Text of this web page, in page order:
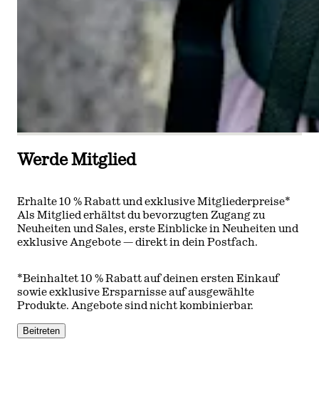
Werde Mitglied
Erhalte 10 % Rabatt und exklusive Mitgliederpreise*
Als Mitglied erhältst du bevorzugten Zugang zu
Neuheiten und Sales, erste Einblicke in Neuheiten und
exklusive Angebote — direkt in dein Postfach.
*Beinhaltet 10 % Rabatt auf deinen ersten Einkauf
sowie exklusive Ersparnisse auf ausgewählte
Produkte. Angebote sind nicht kombinierbar.
Beitreten